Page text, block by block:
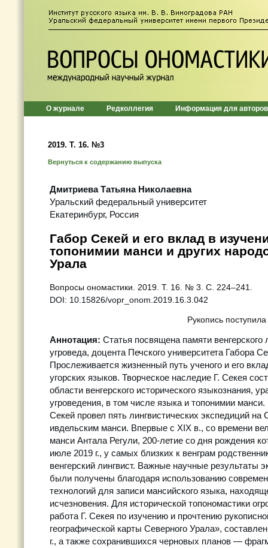
О журнале Редколлегия Информация для авторов
2019. Т. 16. №3
Вернуться к содержанию выпуска
Дмитриева Татьяна Николаевна
Уральский федеральный университет
Екатеринбург, Россия
Габор Секей и его вклад в
топонимии манси и других
Урала
Вопросы ономастики. 2019. Т. 16. № 3. С. 224–241.
DOI: 10.15826/vopr_onom.2019.16.3.042
Рукопись
Аннотация: Статья посвящена памяти венгерского
угроведа, доцента Печского университета Габора
Прослеживается жизненный путь ученого и его
угорских языков. Творческое наследие Г. Секея
области венгерского исторического языкознания,
угроведения, в том числе языка и топонимии манси.
Секей провел пять лингвистических экспедиций
ивдельским манси. Впервые с XIX в., со времени
манси Антала Регули, 200-летие со дня рождения
июле 2019 г., у самых близких к венграм
венгерский лингвист. Важные научные результаты
были получены благодаря использованию
технологий для записи мансийского языка,
исчезновения. Для исторической топономастики
работа Г. Секея по изучению и прочтению
географической карты Северного Урала»,
г., а также сохранившихся черновых планов —